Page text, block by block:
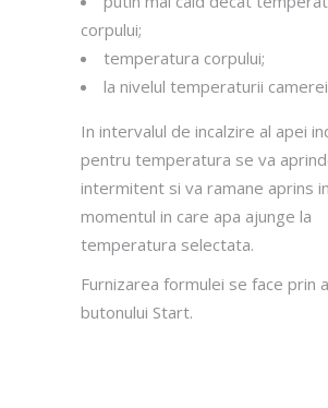
corpului;
temperatura corpului;
la nivelul temperaturii
In intervalul de incalzire al apei
pentru temperatura se va
intermitent si va ramane aprins in
momentul in care apa ajunge la
temperatura selectata.
Furnizarea formulei se face prin
butonului Start.